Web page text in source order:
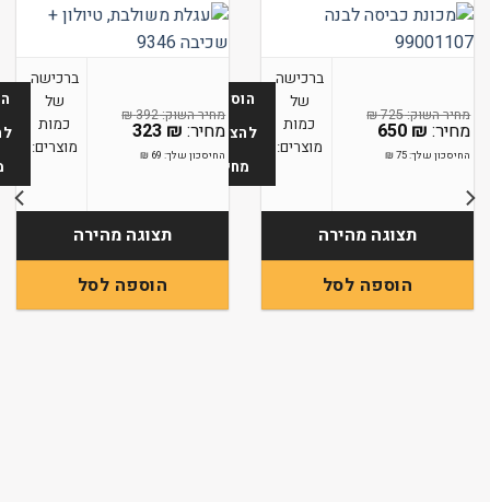
725
₪
650 ₪
החיסכון שלך:75
₪
ברכישה
של
כמות
מוצרים:
הוספה
להצעת
מחיר
תצוגה מהירה
הוספה לסל
392
₪
323 ₪
החיסכון שלך:69
₪
ברכישה
של
כמות
מוצרים:
תצוגה מהירה
הוספה לסל